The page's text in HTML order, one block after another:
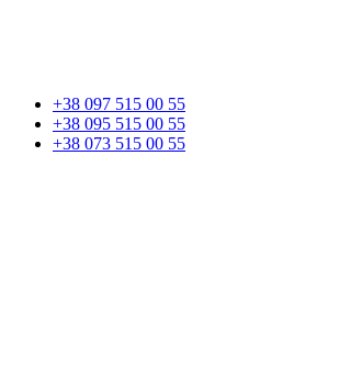
+38 097 515 00 55
+38 095 515 00 55
+38 073 515 00 55